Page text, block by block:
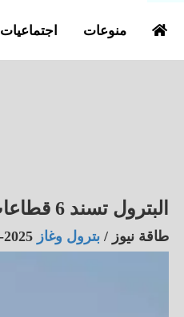
اجتماعيات منوعات
البترول تسند 6 قطاعات جديدة للبحث والاستكشاف لشركات عالمية
طاقة نيوز /بترول وغاز2025-06-25 09:38:04